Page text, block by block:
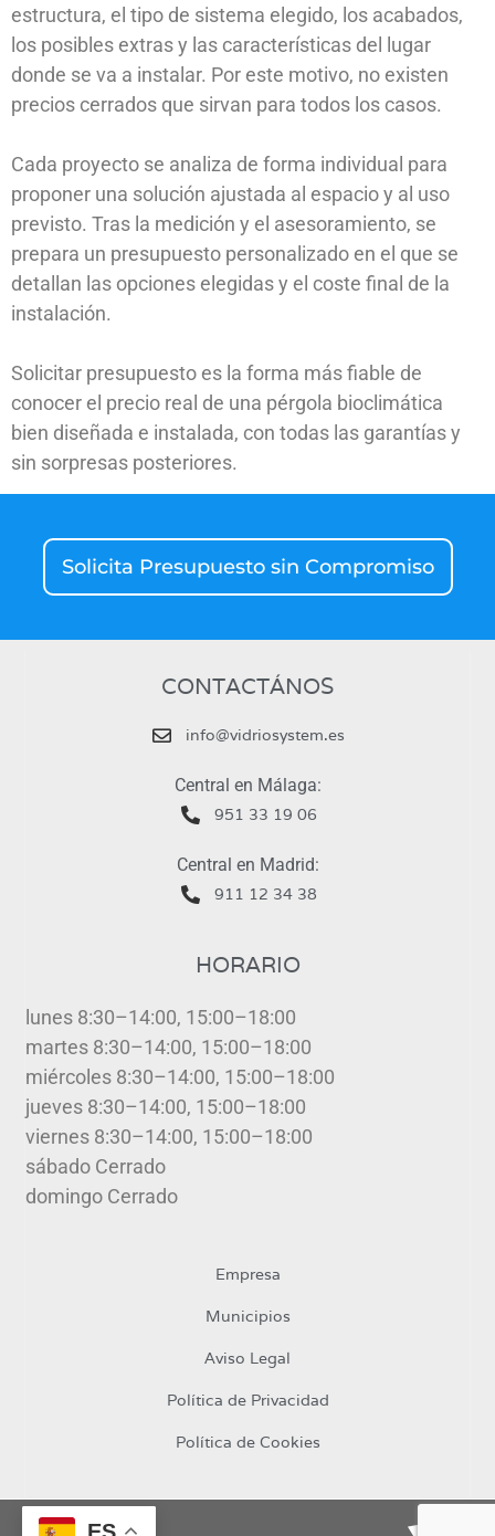
estructura, el tipo de sistema elegido, los acabados,
los posibles extras y las características del lugar
donde se va a instalar. Por este motivo, no existen
precios cerrados que sirvan para todos los casos.
Cada proyecto se analiza de forma individual para
proponer una solución ajustada al espacio y al uso
previsto. Tras la medición y el asesoramiento, se
prepara un presupuesto personalizado en el que se
detallan las opciones elegidas y el coste final de la
instalación.
Solicitar presupuesto es la forma más fiable de
conocer el precio real de una pérgola bioclimática
bien diseñada e instalada, con todas las garantías y
sin sorpresas posteriores.
Solicita Presupuesto sin Compromiso
CONTACTÁNOS
info@vidriosystem.es
Central en Málaga:
951 33 19 06
Central en Madrid:
911 12 34 38
HORARIO
lunes 8:30–14:00, 15:00–18:00
martes 8:30–14:00, 15:00–18:00
miércoles 8:30–14:00, 15:00–18:00
jueves 8:30–14:00, 15:00–18:00
viernes 8:30–14:00, 15:00–18:00
sábado Cerrado
domingo Cerrado
Empresa
Municipios
Aviso Legal
Política de Privacidad
Política de Cookies